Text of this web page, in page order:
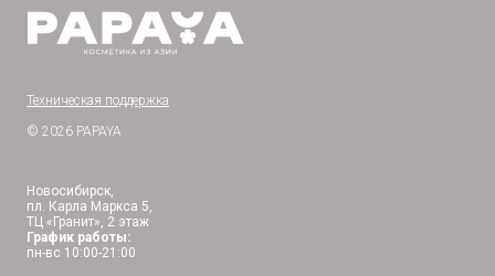
Техническая поддержка
© 2026 PAPAYA
Новосибирск,
пл. Карла Маркса 5,
ТЦ «Гранит», 2 этаж
График работы:
пн-вс 10:00-21:00